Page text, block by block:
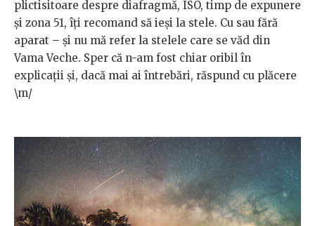
plictisitoare despre diafragmă, ISO, timp de expunere
şi zona 51, îți recomand să ieşi la stele. Cu sau fără
aparat – şi nu mă refer la stelele care se văd din
Vama Veche. Sper că n-am fost chiar oribil în
explicaţii și, dacă mai ai întrebări, răspund cu plăcere
\m/